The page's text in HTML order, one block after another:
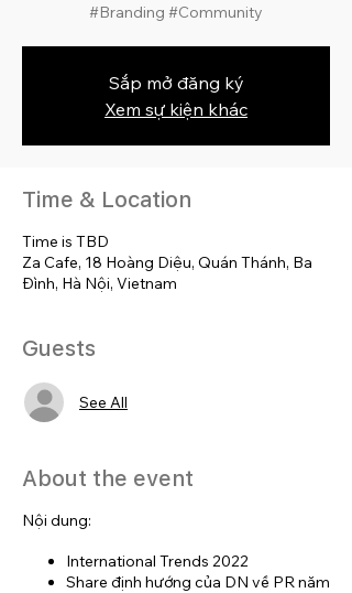
#Branding #Community
Sắp mở đăng ký
Xem sự kiện khác
Time & Location
Time is TBD
Za Cafe, 18 Hoàng Diệu, Quán Thánh, Ba
Đình, Hà Nội, Vietnam
Guests
See All
About the event
Nội dung:
International Trends 2022
Share định hướng của DN về PR năm